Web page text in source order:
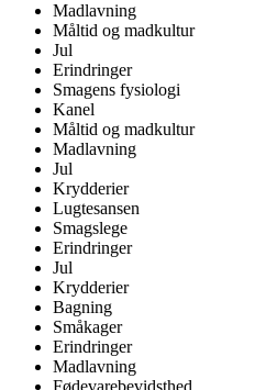
Madlavning
Måltid og madkultur
Jul
Erindringer
Smagens fysiologi
Kanel
Måltid og madkultur
Madlavning
Jul
Krydderier
Lugtesansen
Smagslege
Erindringer
Jul
Krydderier
Bagning
Småkager
Erindringer
Madlavning
Fødevarebevidsthed